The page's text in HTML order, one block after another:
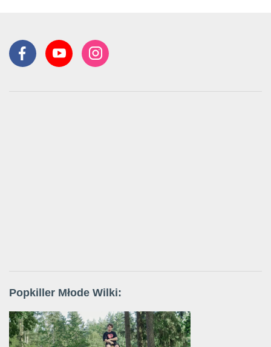
Popkiller Młode Wilki: